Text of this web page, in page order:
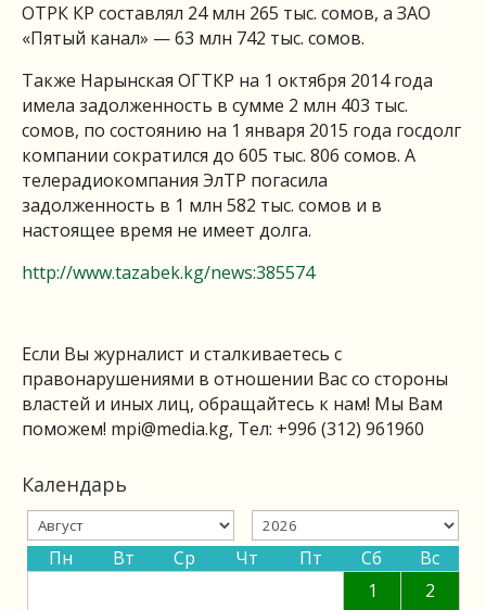
ОТРК КР составлял 24 млн 265 тыс. сомов, а ЗАО
«Пятый канал» — 63 млн 742 тыс. сомов.
Также Нарынская ОГТКР на 1 октября 2014 года
имела задолженность в сумме 2 млн 403 тыс.
сомов, по состоянию на 1 января 2015 года госдолг
компании сократился до 605 тыс. 806 сомов. А
телерадиокомпания ЭлТР погасила
задолженность в 1 млн 582 тыс. сомов и в
настоящее время не имеет долга.
http://www.tazabek.kg/news:385574
Если Вы журналист и сталкиваетесь с
правонарушениями в отношении Вас со стороны
властей и иных лиц, обращайтесь к нам! Мы Вам
поможем! mpi@media.kg, Тел: +996 (312) 961960
Календарь
Пн Вт Ср Чт Пт Сб
Вс
1
2